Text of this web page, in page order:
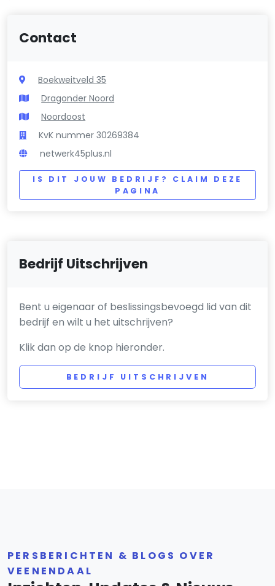
Contact
Boekweitveld 35
Dragonder Noord
Noordoost
KvK nummer 30269384
netwerk45plus.nl
IS DIT JOUW BEDRIJF? CLAIM DEZE
PAGINA
Bedrijf Uitschrijven
Bent u eigenaar of beslissingsbevoegd lid van dit
bedrijf en wilt u het uitschrijven?
Klik dan op de knop hieronder.
BEDRIJF UITSCHRIJVEN
PERSBERICHTEN & BLOGS OVER
VEENENDAAL